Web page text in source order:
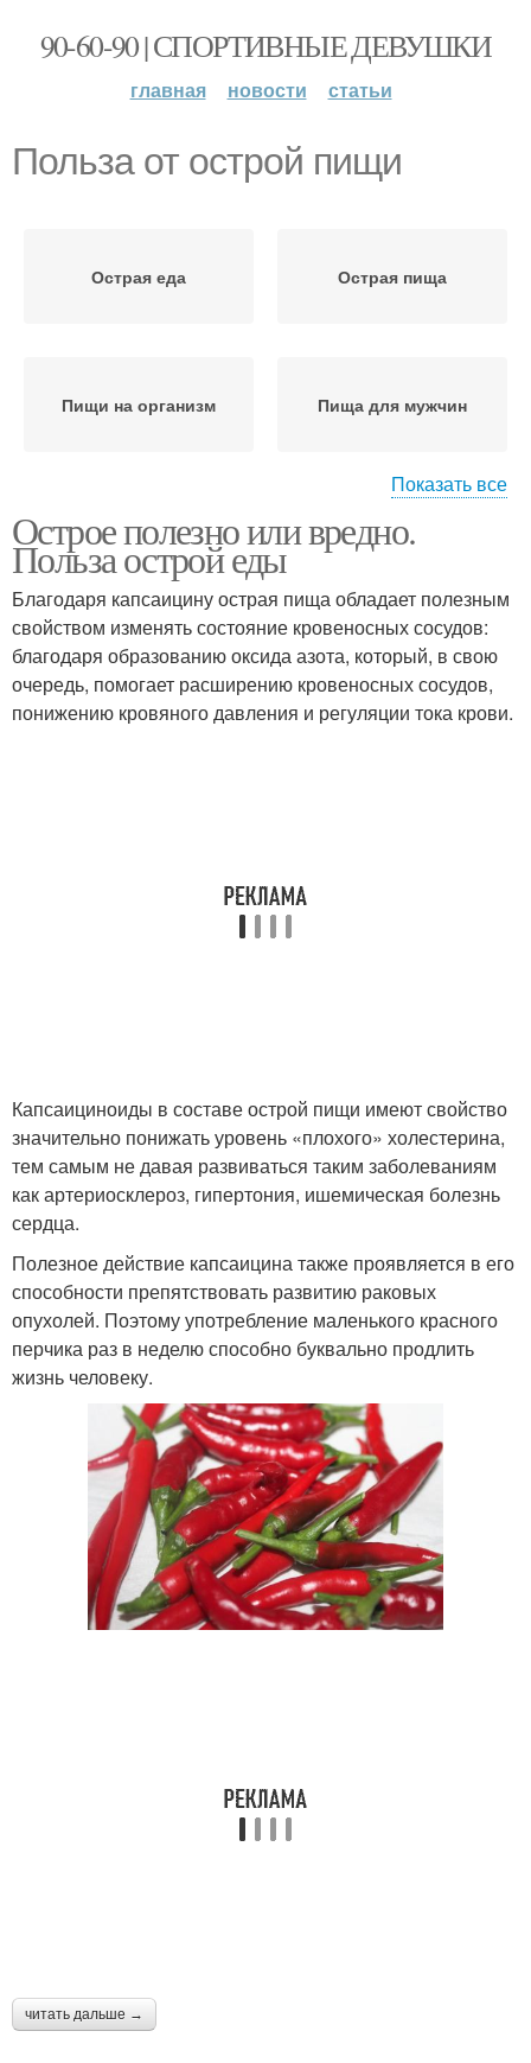
90-60-90 | СПОРТИВНЫЕ ДЕВУШКИ
главная новости статьи
Польза от острой пищи
Острая еда Острая пища
Пищи на организм Пища для мужчин
Пищи для мужчин Пища для печени
Острый перец Острые блюда
Показать все
Острое полезно или вредно.
Польза острой еды
Благодаря капсаицину острая пища обладает полезным
свойством изменять состояние кровеносных сосудов:
благодаря образованию оксида азота, который, в свою
очередь, помогает расширению кровеносных сосудов,
понижению кровяного давления и регуляции тока крови.
Капсаициноиды в составе острой пищи имеют свойство
значительно понижать уровень «плохого» холестерина,
тем самым не давая развиваться таким заболеваниям
как артериосклероз, гипертония, ишемическая болезнь
сердца.
Полезное действие капсаицина также проявляется в его
способности препятствовать развитию раковых
опухолей. Поэтому употребление маленького красного
перчика раз в неделю способно буквально продлить
жизнь человеку.
читать дальше →